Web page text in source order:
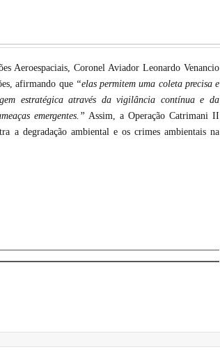
Aeroespaciais, Coronel Aviador Leonardo Venancio
afirmando que “elas permitem uma coleta precisa e
estratégica através da vigilância contínua e da
emergentes.” Assim, a Operação Catrimani II
a degradação ambiental e os crimes ambientais na